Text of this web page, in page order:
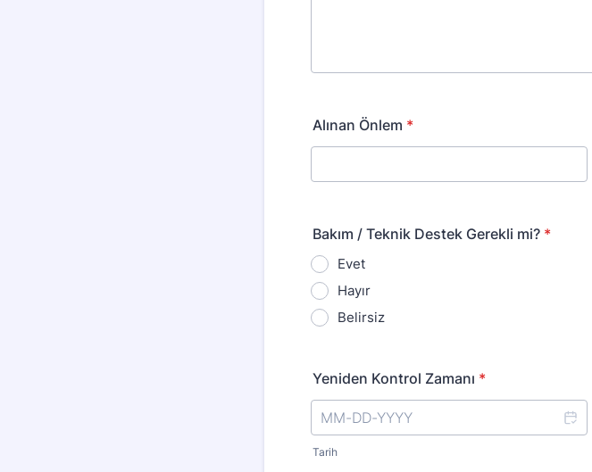
Alınan Önlem *
Bakım / Teknik Destek Gerekli mi? *
Evet
Hayır
Belirsiz
Yeniden Kontrol Zamanı *
Tarih